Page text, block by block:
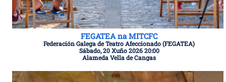
FEGATEA na MITCFC
Federación Galega de Teatro Afeccionado (FEGATEA)
Sábado, 20 Xuño 2026 20:00
Alameda Vella de Cangas